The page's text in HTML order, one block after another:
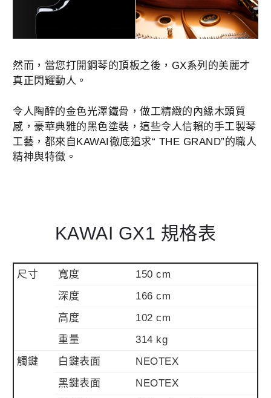
然而，當您打開鋼琴的頂板之後，GX系列的美麗才
真正閃耀動人。
令人陶醉的金色光澤鐵骨，做工精緻的內緣木頭質
感，豪華典雅的黑色塗裝，這些令人信賴的手工製琴
工藝， 都來自KAWAI徹底追求“ THE GRAND”的職人
精神與特徵。
KAWAI GX1 規格表
尺寸 寬度
150 cm
深度
166 cm
高度
102 cm
重量
314 kg
觸鍵
白鍵表面
NEOTEX
黑鍵表面
NEOTEX